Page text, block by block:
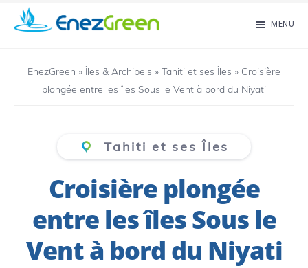
Passer
au
principal
islands
MENU
EnezGreen » Îles & Archipels » Tahiti et ses Îles » Croisière
plongée entre les îles Sous le Vent à bord du Niyati
Tahiti et ses Îles
Croisière plongée
entre les îles Sous le
Vent à bord du Niyati